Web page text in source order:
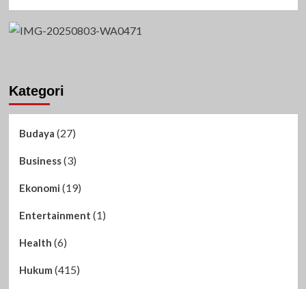
Kategori
Budaya (27)
Business(3)
Ekonomi (19)
Entertainment (1)
Health (6)
Hukum (415)